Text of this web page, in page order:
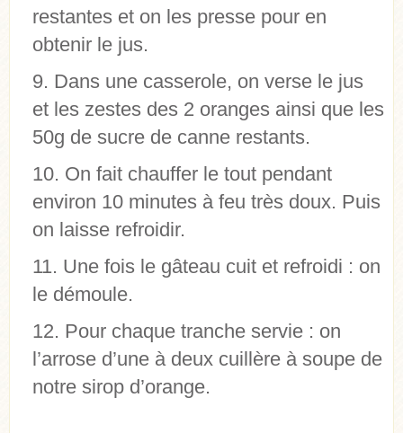
restantes et on les presse pour en
obtenir le jus.
Dans une casserole, on verse le jus
et les zestes des 2 oranges ainsi que les
50g de sucre de canne restants.
On fait chauffer le tout pendant
environ 10 minutes à feu très doux. Puis
on laisse refroidir.
Une fois le gâteau cuit et refroidi : on
le démoule.
Pour chaque tranche servie : on
l’arrose d’une à deux cuillère à soupe de
notre sirop d’orange.